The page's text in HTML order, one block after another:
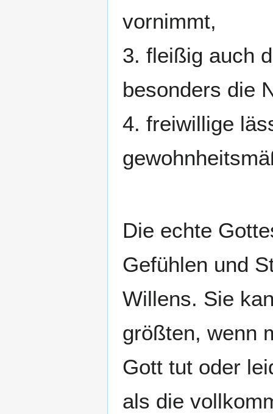
vornimmt,
3. fleißig auch
besonders die
4. freiwillige
Die echte
Gefühlen und
Willens. Sie
größten, wenn
Gott tut oder
als die